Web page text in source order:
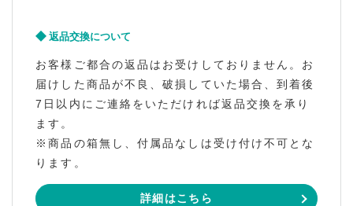
返品交換について
お客様ご都合の返品はお受けしておりません。お
届けした商品が不良、破損していた場合、到着後
7日以内にご連絡をいただければ返品交換を承り
ます。
※商品の箱無し、付属品なしは受け付け不可とな
ります。
詳細はこちら